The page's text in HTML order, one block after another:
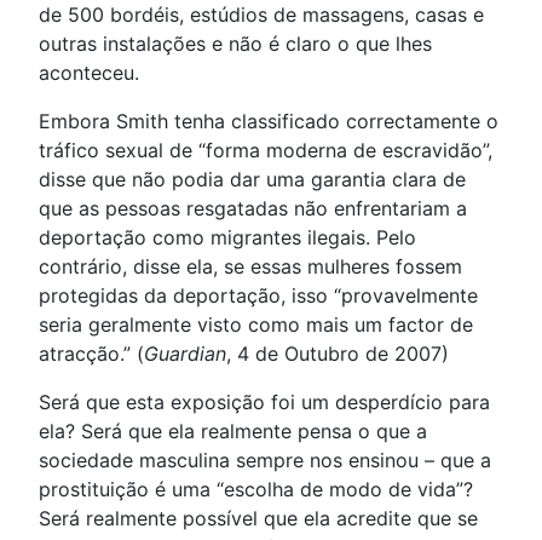
de 500 bordéis, estúdios de massagens, casas e
outras instalações e não é claro o que lhes
aconteceu.
Embora Smith tenha classificado correctamente o
tráfico sexual de “forma moderna de escravidão”,
disse que não podia dar uma garantia clara de
que as pessoas resgatadas não enfrentariam a
deportação como migrantes ilegais. Pelo
contrário, disse ela, se essas mulheres fossem
protegidas da deportação, isso “provavelmente
seria geralmente visto como mais um factor de
atracção.” (Guardian, 4 de Outubro de 2007)
Será que esta exposição foi um desperdício para
ela? Será que ela realmente pensa o que a
sociedade masculina sempre nos ensinou – que a
prostituição é uma “escolha de modo de vida”?
Será realmente possível que ela acredite que se